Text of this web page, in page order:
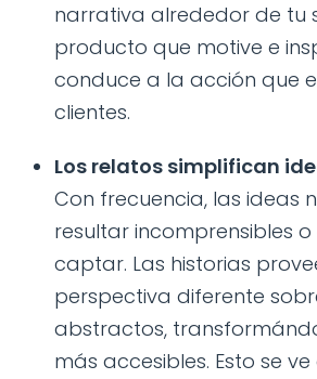
narrativa alrededor de tu
producto que motive e
conduce a la acción que
clientes.
Los relatos simplifican
Con frecuencia, las ideas
resultar incomprensibles
captar. Las historias
perspectiva diferente
abstractos,
más accesibles. Esto se